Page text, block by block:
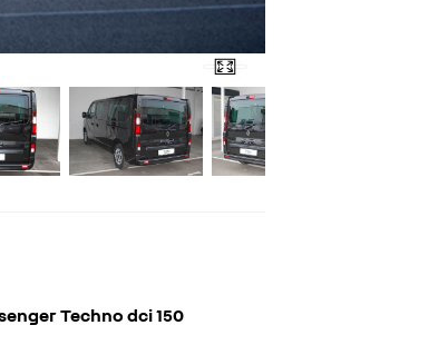
Techno dci 150